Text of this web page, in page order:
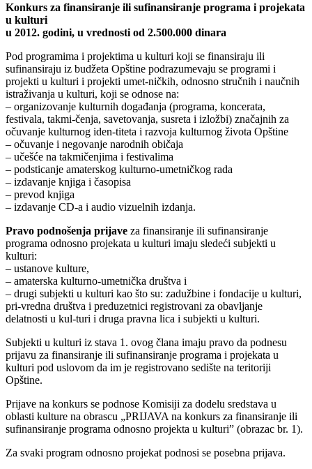
Konkurs za finansiranje ili sufinansiranje programa i projekata
u kulturi
u 2012. godini, u vrednosti od 2.500.000 dinara
Pod programima i projektima u kulturi koji se finansiraju ili
sufinansiraju iz budžeta Opštine podrazumevaju se programi i
projekti u kulturi i projekti umet-ničkih, odnosno stručnih i naučnih
istraživanja u kulturi, koji se odnose na:
– organizovanje kulturnih događanja (programa, koncerata,
festivala, takmi-čenja, savetovanja, susreta i izložbi) značajnih za
očuvanje kulturnog iden-titeta i razvoja kulturnog života Opštine
– očuvanje i negovanje narodnih običaja
– učešće na takmičenjima i festivalima
– podsticanje amaterskog kulturno-umetničkog rada
– izdavanje knjiga i časopisa
– prevod knjiga
– izdavanje CD-a i audio vizuelnih izdanja.
Pravo podnošenja prijave za finansiranje ili sufinansiranje
programa odnosno projekata u kulturi imaju sledeći subjekti u
kulturi:
– ustanove kulture,
– amaterska kulturno-umetnička društva i
– drugi subjekti u kulturi kao što su: zadužbine i fondacije u kulturi,
pri-vredna društva i preduzetnici registrovani za obavljanje
delatnosti u kul-turi i druga pravna lica i subjekti u kulturi.
Subjekti u kulturi iz stava 1. ovog člana imaju pravo da podnesu
prijavu za finansiranje ili sufinansiranje programa i projekata u
kulturi pod uslovom da im je registrovano sedište na teritoriji
Opštine.
Prijave na konkurs se podnose Komisiji za dodelu sredstava u
oblasti kulture na obrascu „PRIJAVA na konkurs za finansiranje ili
sufinansiranje programa odnosno projekta u kulturi” (obrazac br. 1).
Za svaki program odnosno projekat podnosi se posebna prijava.